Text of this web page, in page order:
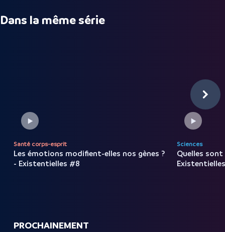
Dans la même série
Santé corps-esprit
Les émotions modifient-elles nos gènes ?
- Existentielles #8
Sciences
Quelles sont
PROCHAINEMENT